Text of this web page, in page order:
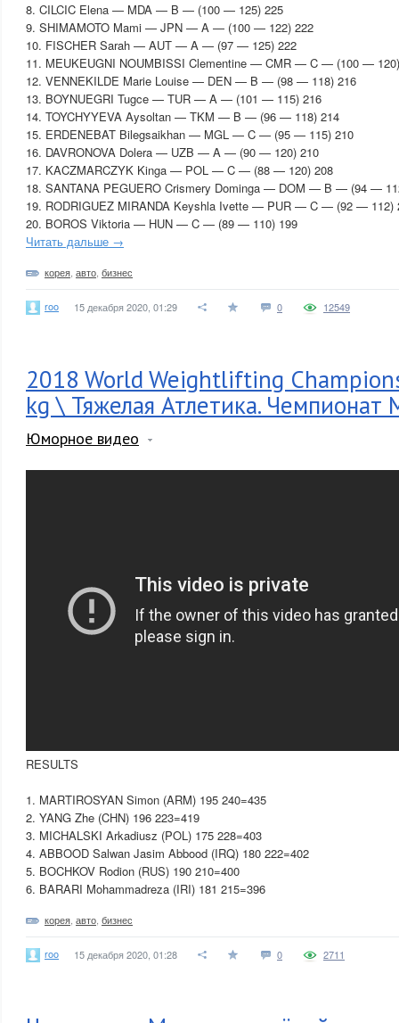
8. CILCIC Elena — MDA — B — (100 — 125) 225
9. SHIMAMOTO Mami — JPN — A — (100 — 122) 222
10. FISCHER Sarah — AUT — A — (97 — 125) 222
11. MEUKEUGNI NOUMBISSI Clementine — CMR — C — (100 —
12. VENNEKILDE Marie Louise — DEN — B — (98 — 118) 216
13. BOYNUEGRI Tugce — TUR — A — (101 — 115) 216
14. TOYCHYYEVA Aysoltan — TKM — B — (96 — 118) 214
15. ERDENEBAT Bilegsaikhan — MGL — C — (95 — 115) 210
16. DAVRONOVA Dolera — UZB — A — (90 — 120) 210
17. KACZMARCZYK Kinga — POL — C — (88 — 120) 208
18. SANTANA PEGUERO Crismery Dominga — DOM — B — (94 —
19. RODRIGUEZ MIRANDA Keyshla Ivette — PUR — C — (92 — 112)
20. BOROS Viktoria — HUN — C — (89 — 110) 199
Читать дальше →
корея авто бизнес
roo 15 декабря 2020, 01:29 0 12549
2018 World Weightlifting
kg \ Тяжелая Атлетика. Чемпионат
Юморное видео
RESULTS
1. MARTIROSYAN Simon (ARM) 195 240=435
2. YANG Zhe (CHN) 196 223=419
3. MICHALSKI Arkadiusz (POL) 175 228=403
4. ABBOOD Salwan Jasim Abbood (IRQ) 180 222=402
5. BOCHKOV Rodion (RUS) 190 210=400
6. BARARI Mohammadreza (IRI) 181 215=396
корея авто бизнес
roo 15 декабря 2020, 01:28 0 2711